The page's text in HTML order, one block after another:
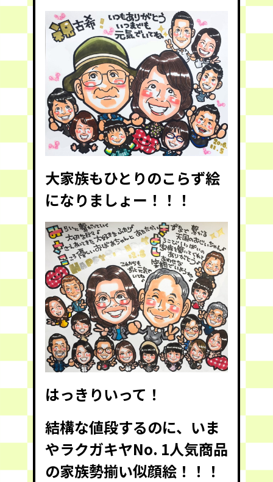
大家族もひとりのこらず絵
になりましょー！！！
はっきりいって！
結構な値段するのに、いま
やラクガキヤNo. 1人気商品
の家族勢揃い似顔絵！！！